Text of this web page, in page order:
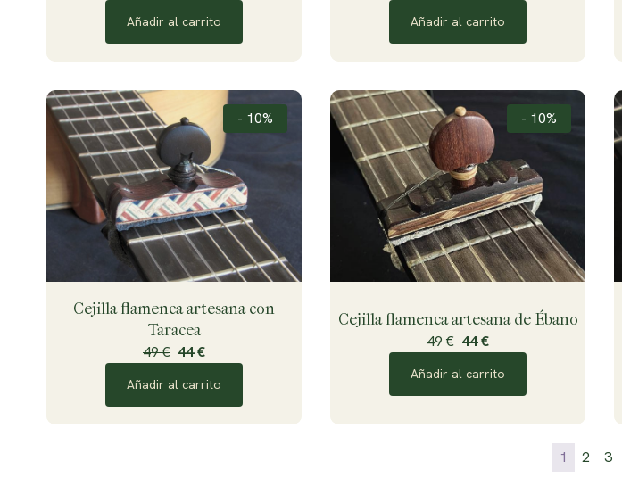
Añadir al carrito Añadir al carrito
- 10%
Cejilla flamenca artesana con
Taracea
49 € 44 €
Añadir al carrito
- 10%
Cejilla flamenca artesana de Ébano
49 € 44 €
Añadir al carrito
1 2 3